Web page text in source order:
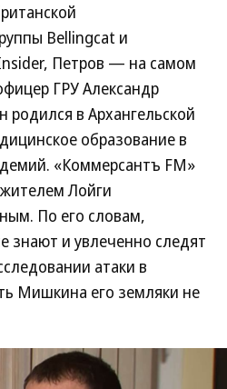
Bellingcat и
Петров — на самом
ГРУ Александр
в Архангельской
образование в
«Коммерсантъ FM»
Лойги
По его словам,
знают и увлеченно следят
атаки в
Мишкина его земляки не